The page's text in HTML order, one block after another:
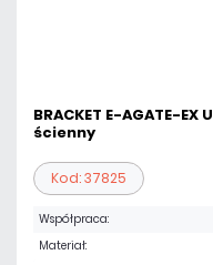
BRACKET E-AGATE-
ścienny
Kod: 37825
Współpraca:
Materiał: